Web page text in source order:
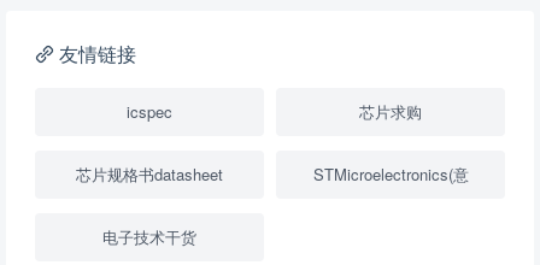
降压转换器（继承开关）
USB隔离器 1
友情链接
icspec 芯片求购
芯片规格书datasheet STMicroelectronics(意
电子技术干货